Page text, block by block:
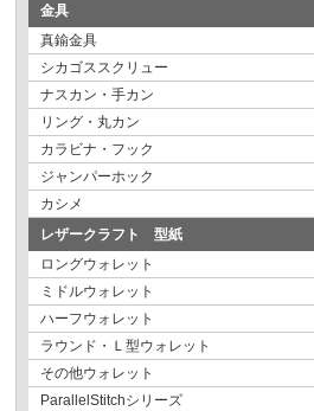
金具
真鍮金具
シカゴススクリュー
ナスカン・手カン
リング・丸カン
カラビナ・フック
ジャンパーホック
カシメ
レザークラフト 型紙
ロングウォレット
ミドルウォレット
ハーフウォレット
ラウンド・Ｌ型ウォレット
その他ウォレット
ParallelStitchシリーズ